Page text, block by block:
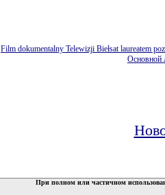
Film dokumentalny Telewizji Biełsat laureatem
Основной
При полном или частичном